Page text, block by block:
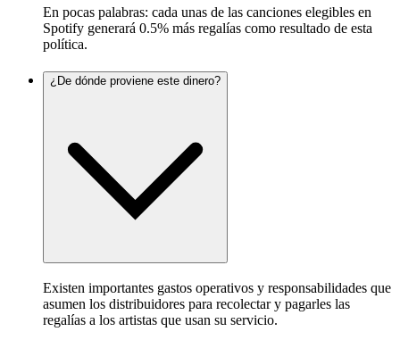
En pocas palabras: cada unas de las canciones elegibles en
Spotify generará 0.5% más regalías como resultado de esta
política.
¿De dónde proviene este dinero?
Existen importantes gastos operativos y responsabilidades que
asumen los distribuidores para recolectar y pagarles las
regalías a los artistas que usan su servicio.